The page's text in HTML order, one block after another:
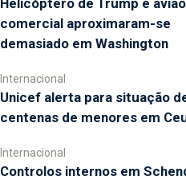
Helicóptero de Trump e avião
comercial aproximaram-se
demasiado em Washington
Internacional
Unicef alerta para situação
centenas de menores em
Internacional
Controlos internos em